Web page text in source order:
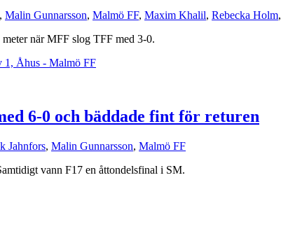
, Malin Gunnarsson, Malmö FF, Maxim Khalil, Rebecka Holm,
när MFF slog TFF med 3-0.
6-0 och bäddade fint för returen
Jahnfors, Malin Gunnarsson, Malmö FF
vann F17 en åttondelsfinal i SM.